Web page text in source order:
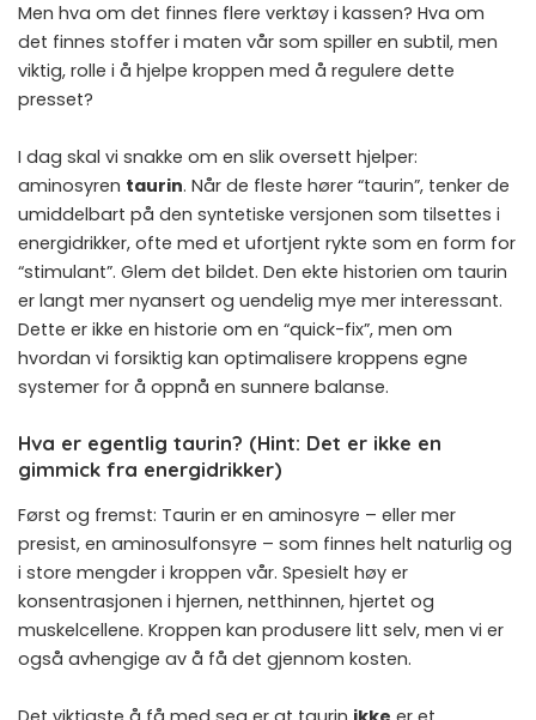
Men hva om det finnes flere verktøy i kassen? Hva om
det finnes stoffer i maten vår som spiller en subtil, men
viktig, rolle i å hjelpe kroppen med å regulere dette
presset?
I dag skal vi snakke om en slik oversett hjelper:
aminosyren taurin. Når de fleste hører “taurin”, tenker de
umiddelbart på den syntetiske versjonen som tilsettes i
energidrikker, ofte med et ufortjent rykte som en form for
“stimulant”. Glem det bildet. Den ekte historien om taurin
er langt mer nyansert og uendelig mye mer interessant.
Dette er ikke en historie om en “quick-fix”, men om
hvordan vi forsiktig kan optimalisere kroppens egne
systemer for å oppnå en sunnere balanse.
Hva er egentlig taurin? (Hint: Det er ikke en
gimmick fra energidrikker)
Først og fremst: Taurin er en aminosyre – eller mer
presist, en aminosulfonsyre – som finnes helt naturlig og
i store mengder i kroppen vår. Spesielt høy er
konsentrasjonen i hjernen, netthinnen, hjertet og
muskelcellene. Kroppen kan produsere litt selv, men vi er
også avhengige av å få det gjennom kosten.